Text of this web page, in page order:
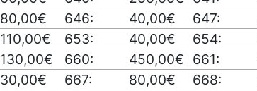
80,00€ 646: 40,00€ 647:
110,00€ 653: 40,00€ 654:
130,00€ 660: 450,00€ 661:
30,00€ 667: 80,00€ 668: